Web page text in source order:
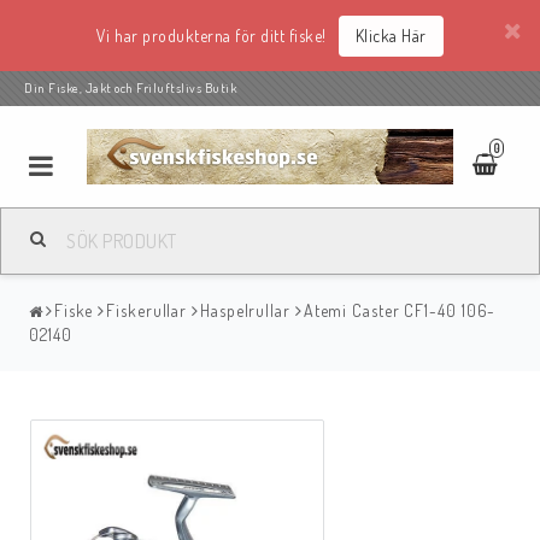
Vi har produkterna för ditt fiske! Klicka Här
Din Fiske, Jakt och Friluftslivs Butik
0
Fiske Fiskerullar Haspelrullar
Atemi Caster CF1-40 106-
02140